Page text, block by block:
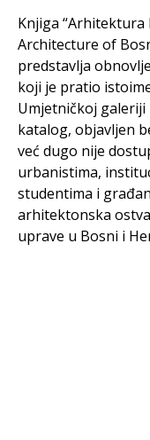
Knjiga
Architecture of
predstavlja
koji je pratio
Umjetničkoj galeriji
katalog, objavljen
već dugo nije
urbanistima,
studentima i
arhitektonska
uprave u Bosni i